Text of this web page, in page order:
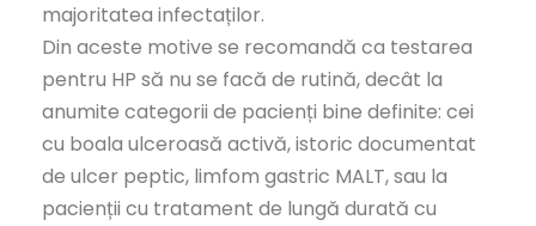
majoritatea infectaților.
Din aceste motive se recomandă ca testarea
pentru HP să nu se facă de rutină, decât la
anumite categorii de pacienți bine definite: cei
cu boala ulceroasă activă, istoric documentat
de ulcer peptic, limfom gastric MALT, sau la
pacienții cu tratament de lungă durată cu